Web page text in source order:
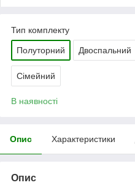
Тип комплекту
Полуторний Двоспальний
Сімейний
В наявності
Опис Характеристики
Опис